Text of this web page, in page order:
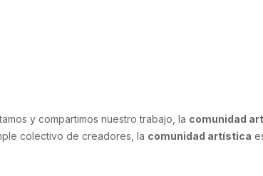
y compartimos nuestro trabajo, la comunidad
colectivo de creadores, la comunidad artística